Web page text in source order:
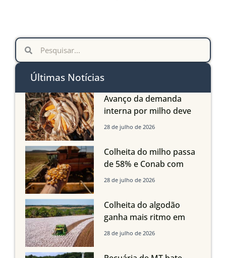
Últimas Notícias
Avanço da demanda
interna por milho deve
compensar aumento da
em Mato Grosso, aponta
Imea
28 de julho de 2026
Colheita do milho passa
de 58% e Conab com
boas produtividades em
quedas em Tocantins,
Maranhão e Piauí
28 de julho de 2026
Colheita do algodão
ganha mais ritmo em
Mato Grosso, Mato
Maranhão
28 de julho de 2026